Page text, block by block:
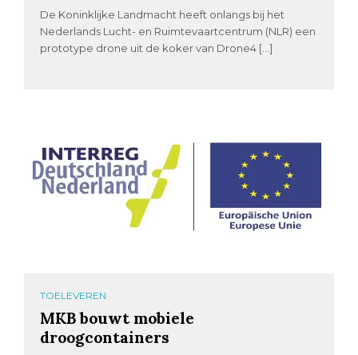
De Koninklijke Landmacht heeft onlangs bij het
Nederlands Lucht- en Ruimtevaartcentrum (NLR) een
prototype drone uit de koker van Drone4 […]
TOELEVEREN
MKB bouwt mobiele
droogcontainers